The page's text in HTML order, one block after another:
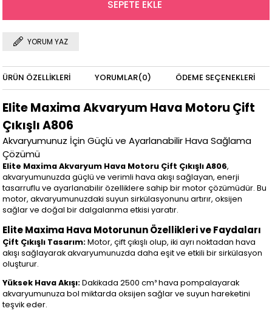
YORUM YAZ
ÜRÜN ÖZELLIKLERI YORUMLAR(0) ÖDEME SEÇENEKLERI
Elite Maxima Akvaryum Hava Motoru Çift
Çıkışlı A806
Akvaryumunuz İçin Güçlü ve Ayarlanabilir Hava Sağlama
Çözümü
Elite Maxima Akvaryum Hava Motoru Çift Çıkışlı A806,
akvaryumunuzda güçlü ve verimli hava akışı sağlayan, enerji
tasarruflu ve ayarlanabilir özelliklere sahip bir motor çözümüdür. Bu
motor, akvaryumunuzdaki suyun sirkülasyonunu artırır, oksijen
sağlar ve doğal bir dalgalanma etkisi yaratır.
Elite Maxima Hava Motorunun Özellikleri ve Faydaları
Çift Çıkışlı Tasarım:Motor, çift çıkışlı olup, iki ayrı noktadan hava
akışı sağlayarak akvaryumunuzda daha eşit ve etkili bir sirkülasyon
oluşturur.
Yüksek Hava Akışı:Dakikada 2500 cm³ hava pompalayarak
akvaryumunuza bol miktarda oksijen sağlar ve suyun hareketini
teşvik eder.